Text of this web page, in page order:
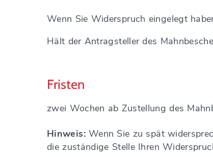
Wenn Sie Widerspruch eingelegt
Hält der Antragsteller des
Fristen
zwei Wochen ab Zustellung des
Hinweis:Wenn Sie zu spät
die zuständige Stelle Ihren